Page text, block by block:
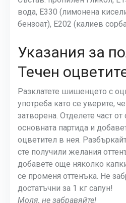
вода, Е330 (лимонена
бензоат), Е202 (калиев
Указания за
Течен
Разклатете шишенцето с
употреба като се уверите,
затворена. Отделете част от
основната партида и
оцветител в нея.
сте получили желания
добавете още няколко
се променя оттенъка. Не
достатъчни за 1 кг сапун!
Моля, не забравяйте!